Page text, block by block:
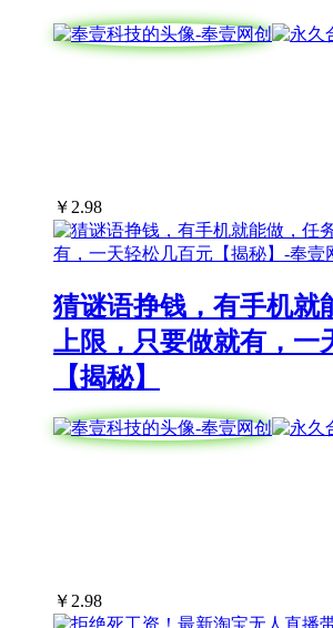
￥2.98
猜谜语挣钱，有手机就
上限，只要做就有，一
【揭秘】
￥ 2.98